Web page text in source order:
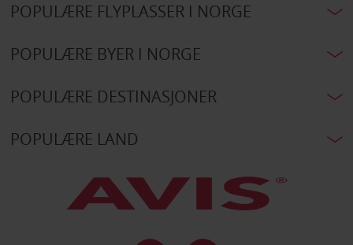
POPULÆRE FLYPLASSER I NORGE
POPULÆRE BYER I NORGE
POPULÆRE DESTINASJONER
POPULÆRE LAND